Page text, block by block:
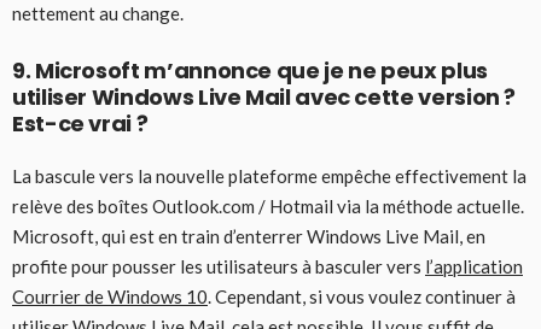
nettement au change.
9. Microsoft m’annonce que je ne peux plus
utiliser Windows Live Mail avec cette version ?
Est-ce vrai ?
La bascule vers la nouvelle plateforme empêche effectivement la
relève des boîtes Outlook.com / Hotmail via la méthode actuelle.
Microsoft, qui est en train d’enterrer Windows Live Mail, en
profite pour pousser les utilisateurs à basculer vers l’application
Courrier de Windows 10. Cependant, si vous voulez continuer à